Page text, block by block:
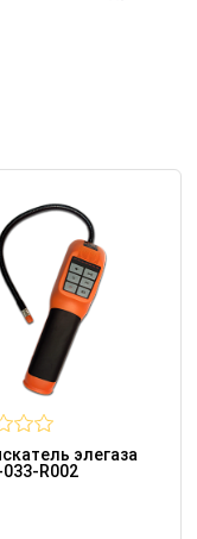
как
элегазовые
аппараты
элегаза
033-R002